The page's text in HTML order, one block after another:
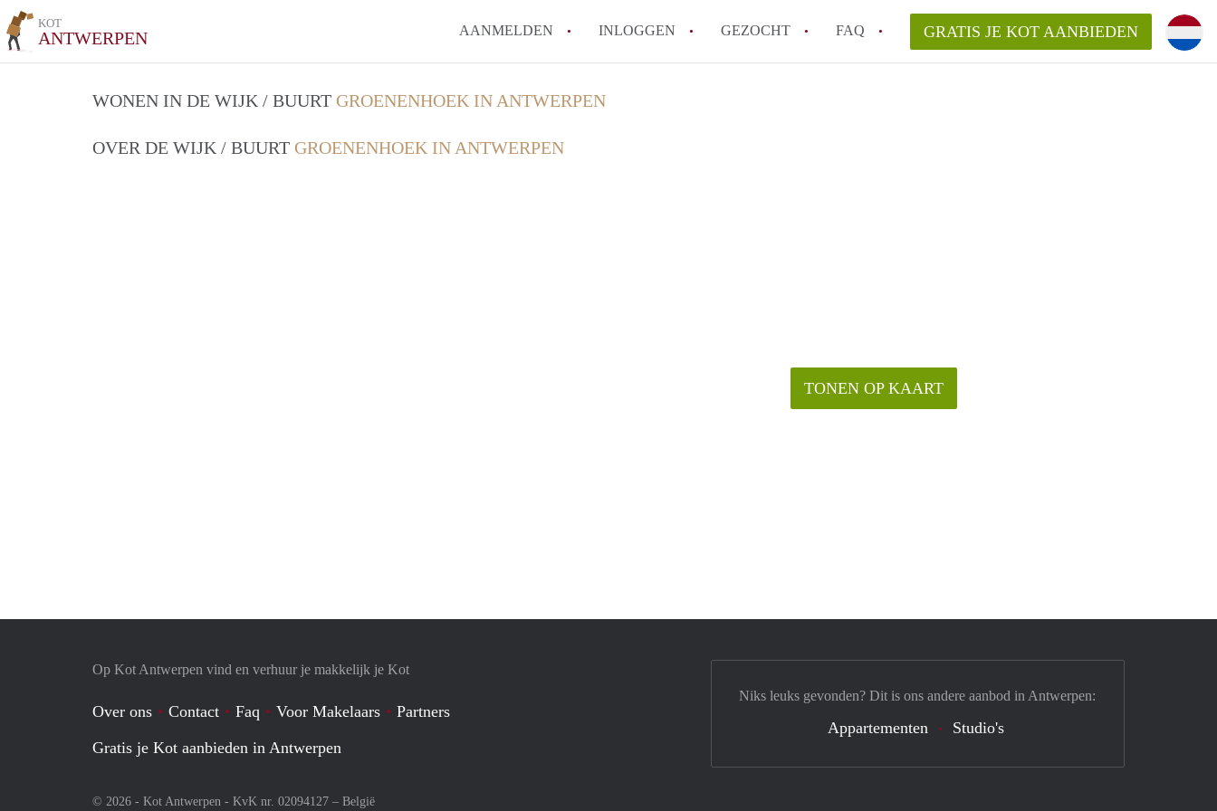
KOT
ANTWERPEN AANMELDEN INLOGGEN GEZOCHT FAQ GRATIS JE KOT AANBIEDEN
WONEN IN DE WIJK / BUURT GROENENHOEK IN ANTWERPEN
OVER DE WIJK / BUURT GROENENHOEK IN ANTWERPEN
TONEN OP KAART
Op Kot Antwerpen vind en verhuur je makkelijk je Kot
Over ons Contact Faq Voor Makelaars
Partners
Gratis je Kot aanbieden in Antwerpen
© 2026 - Kot Antwerpen - KvK nr. 02094127 – België
Niks leuks gevonden? Dit is ons andere aanbod in Antwerpen:
Appartementen Studio's